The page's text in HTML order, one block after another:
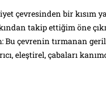
çevresinden bir kısım
takip ettiğim öne
Bu çevrenin tırmanan
eleştirel, çabaları